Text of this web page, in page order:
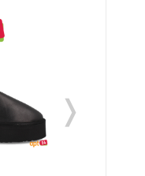
❭